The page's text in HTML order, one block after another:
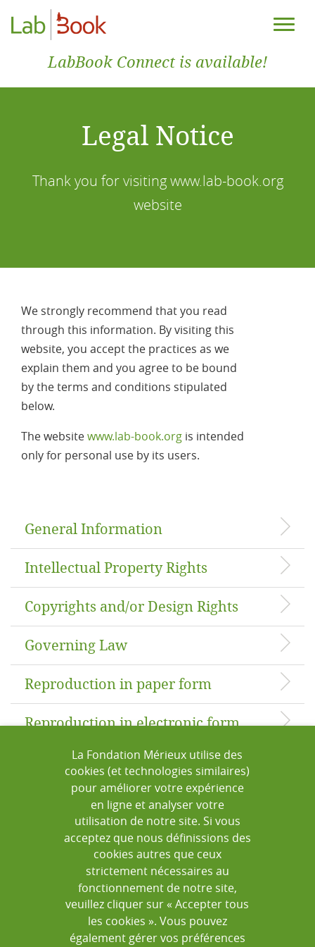
LabBook Connect is available!
Legal Notice
Thank you for visiting www.lab-book.org
website
We strongly recommend that you read
through this information. By visiting this
website, you accept the practices as we
explain them and you agree to be bound
by the terms and conditions stipulated
below.
The websitewww.lab-book.org is intended
only for personal use by its users.
General Information
Intellectual Property Rights
Copyrights and/or Design Rights
Governing Law
Reproduction in paper form
Reproduction in electronic form
Product-related information
Security
Limitation of liability
La Fondation Mérieux utilise des
cookies (et technologies similaires)
pour améliorer votre expérience
en ligne et analyser votre
utilisation de notre site. Si vous
acceptez que nous définissions des
cookies autres que ceux
strictement nécessaires au
fonctionnement de notre site,
veuillez cliquer sur « Accepter tous
les cookies ». Vous pouvez
également gérer vos préférences